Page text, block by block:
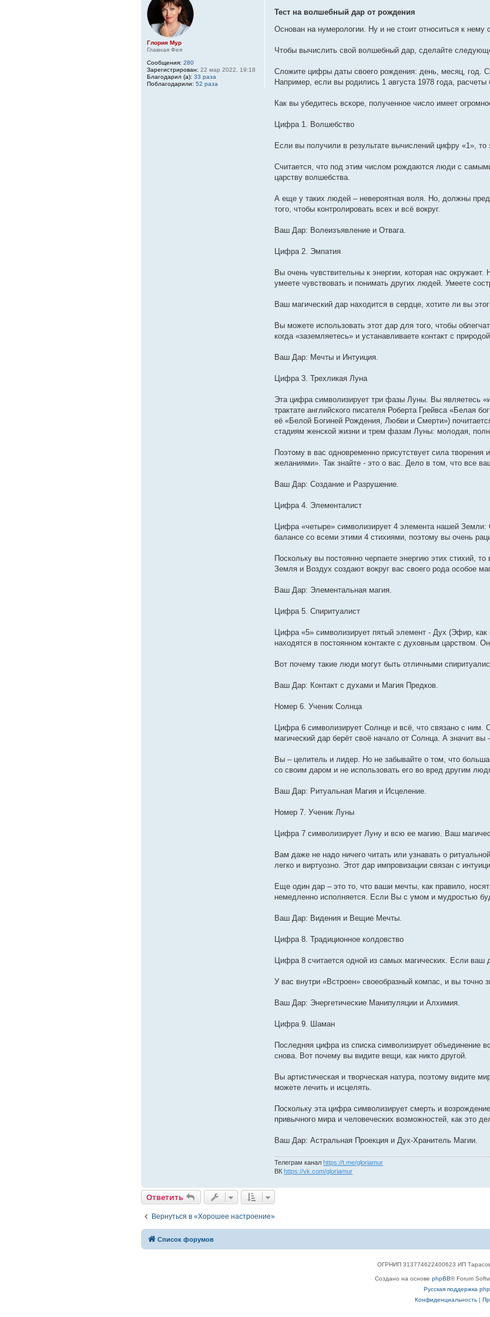
Глория Мур
Главная Фея
Сообщения: 280
Зарегистрирован: 22 мар 2022, 19:18
Благодарил (а): 33 раза
Поблагодарили: 52 раза
о
е
е
Тест на волшебный дар от рождения
Основан на нумерологии. Ну и не стоит относиться к
Чтобы вычислить свой волшебный дар, сделайте
Сложите цифры даты своего рождения: день, месяц, год.
Например, если вы родились 1 августа 1978 года,
Как вы убедитесь вскоре, полученное число имеет
Цифра 1. Волшебство
Если вы получили в результате вычислений цифру «1»,
Считается, что под этим числом рождаются люди с
царству волшебства.
А еще у таких людей – невероятная воля. Но, должны
того, чтобы контролировать всех и всё вокруг.
Ваш Дар: Волеизъявление и Отвага.
Цифра 2. Эмпатия
Вы очень чувствительны к энергии, которая нас
умеете чувствовать и понимать других людей. Умеете
Ваш магический дар находится в сердце, хотите ли вы
Вы можете использовать этот дар для того, чтобы
когда «заземляетесь» и устанавливаете контакт с
Ваш Дар: Мечты и Интуиция.
Цифра 3. Трехликая Луна
Эта цифра символизирует три фазы Луны. Вы являетесь
трактате английского писателя Роберта Грейвса «Белая
её «Белой Богиней Рождения, Любви и Смерти»)
стадиям женской жизни и трем фазам Луны: молодая,
Поэтому в вас одновременно присутствует сила
желаниями». Так знайте - это о вас. Дело в том, что все
Ваш Дар: Создание и Разрушение.
Цифра 4. Элементалист
Цифра «четыре» символизирует 4 элемента нашей
балансе со всеми этими 4 стихиями, поэтому вы очень
Поскольку вы постоянно черпаете энергию этих стихий,
Земля и Воздух создают вокруг вас своего рода особое
Ваш Дар: Элементальная магия.
Цифра 5. Спиритуалист
Цифра «5» символизирует пятый элемент - Дух (Эфир,
находятся в постоянном контакте с духовным царством.
Вот почему такие люди могут быть отличными
Ваш Дар: Контакт с духами и Магия Предков.
Номер 6. Ученик Солнца
Цифра 6 символизирует Солнце и всё, что связано с
магический дар берёт своё начало от Солнца. А значит вы
Вы – целитель и лидер. Но не забывайте о том, что
со своим даром и не использовать его во вред другим
Ваш Дар: Ритуальная Магия и Исцеление.
Номер 7. Ученик Луны
Цифра 7 символизирует Луну и всю ее магию. Ваш
Вам даже не надо ничего читать или узнавать о
легко и виртуозно. Этот дар импровизации связан с
Еще один дар – это то, что ваши мечты, как правило,
немедленно исполняется. Если Вы с умом и мудростью
Ваш Дар: Видения и Beщие Мечты.
Цифра 8. Традиционное колдовство
Цифра 8 считается одной из самых магических. Если ваш
У вас внутри «Встроен» своеобразный компас, и вы точно
Ваш Дар: Энергетические Манипуляции и Алхимия.
Цифра 9. Шаман
Последняя цифра из списка символизирует объединение
снова. Вот почему вы видите вещи, как никто другой.
Вы артистическая и творческая натура, поэтому видите
можете лечить и исцелять.
Поскольку эта цифра символизирует смерть и
привычного мира и человеческих возможностей, как это
Ваш Дар: Астральная Проекция и Дух-Хранитель Магии.
Телеграм каналhttps://t.me/gloriamur
ВКhttps://vk.com/gloriamur
Ответить
Вернуться в «Хорошее настроение»
Список форумов
ОГРНИП 313774622400623 ИП
Создано на основеphpBB® Forum
Русская поддержка
Конфиденциальность |